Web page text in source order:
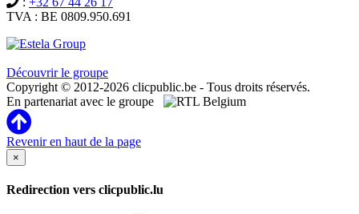
TVA : BE 0809.950.691
Découvrir le groupe
Copyright © 2012-2026 clicpublic.be - Tous droits réservés.
En partenariat avec le groupe
Revenir en haut de la page
×
Redirection vers clicpublic.lu